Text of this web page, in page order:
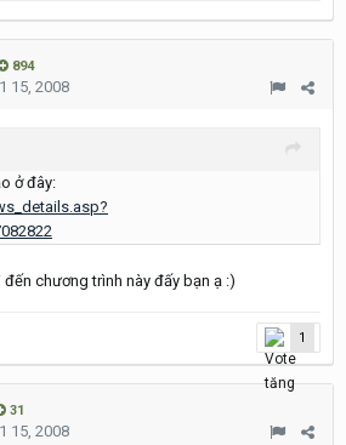
894
15, 2008
ở đây:
chương trình này đấy bạn ạ :)
1
31
15, 2008